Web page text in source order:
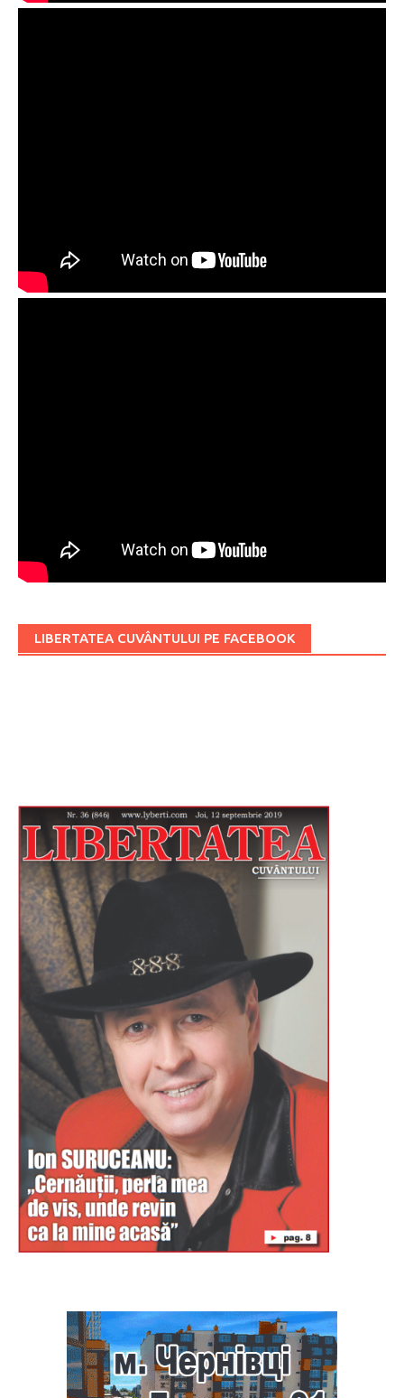
LIBERTATEA CUVÂNTULUI PE FACEBOOK